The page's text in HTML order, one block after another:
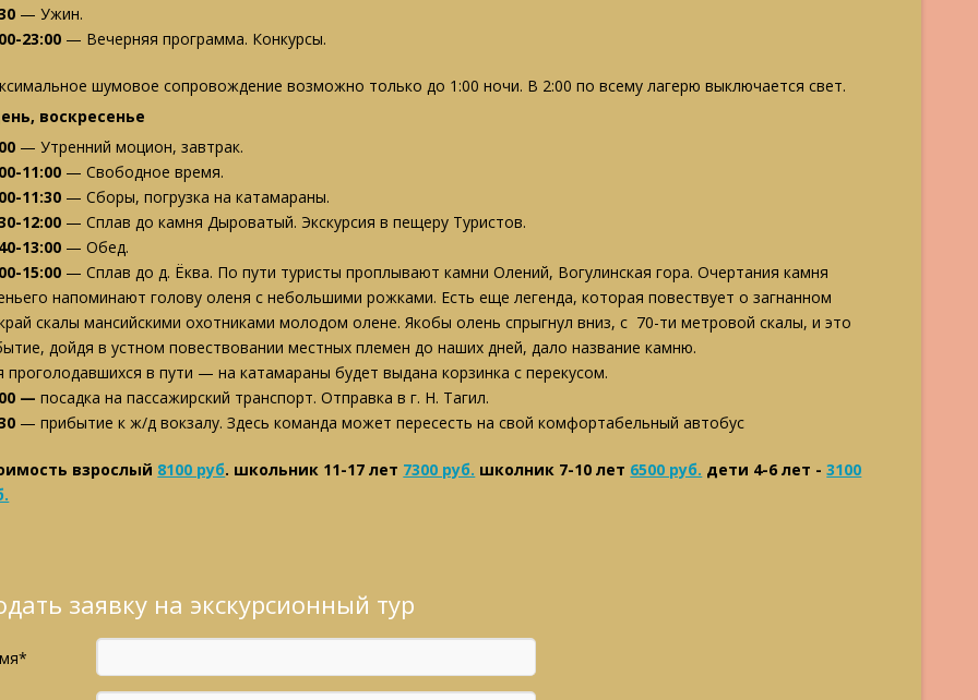
— Ужин.
23:00 — Вечерняя программа. Конкурсы.
шумовое сопровождение возможно только до 1:00 ночи. В 2:00 по всему лагерю выключается свет.
воскресенье
— Утренний моцион, завтрак.
11:00 — Свободное время.
11:30 — Сборы, погрузка на катамараны.
12:00 — Сплав до камня Дыроватый. Экскурсия в пещеру Туристов.
13:00 — Обед.
15:00 — Сплав до д. Ёква. По пути туристы проплывают камни Олений, Вогулинская гора. Очертания камня
напоминают голову оленя с небольшими рожками. Есть еще легенда, которая повествует о загнанном
скалы мансийскими охотниками молодом олене. Якобы олень спрыгнул вниз, с 70-ти метровой скалы, и это
дойдя в устном повествовании местных племен до наших дней, дало название камню.
проголодавшихся в пути — на катамараны будет выдана корзинка с перекусом.
— посадка на пассажирский транспорт. Отправка в г. Н. Тагил.
— прибытие к ж/д вокзалу. Здесь команда может пересесть на свой комфортабельный автобус
взрослый 8100 руб. школьник 11-17 лет 7300 руб. школник 7-10 лет 6500 руб. дети 4-6 лет -3100
заявку на экскурсионный тур